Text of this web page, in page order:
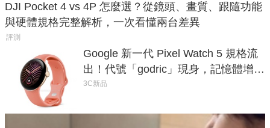
DJI Pocket 4 vs 4P 怎麼選？從鏡頭、畫質、跟隨功能
與硬體規格完整解析，一次看懂兩台差異
評測
Google 新一代 Pixel Watch 5 規格流
出！代號「godric」現身，記憶體增強
鎖定 AI 應用
3C新品